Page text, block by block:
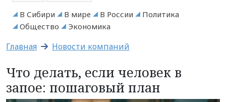
В Сибири В мире В России
Политика
Общество
Экономика
Главная Новости компаний
Что делать, если человек в
запое: пошаговый план